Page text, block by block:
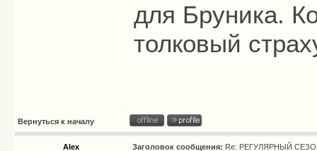
для Бруника.
толковый
Вернуться к началу
Alex Заголовок сообщения: Re: РЕГУЛЯРНЫЙ